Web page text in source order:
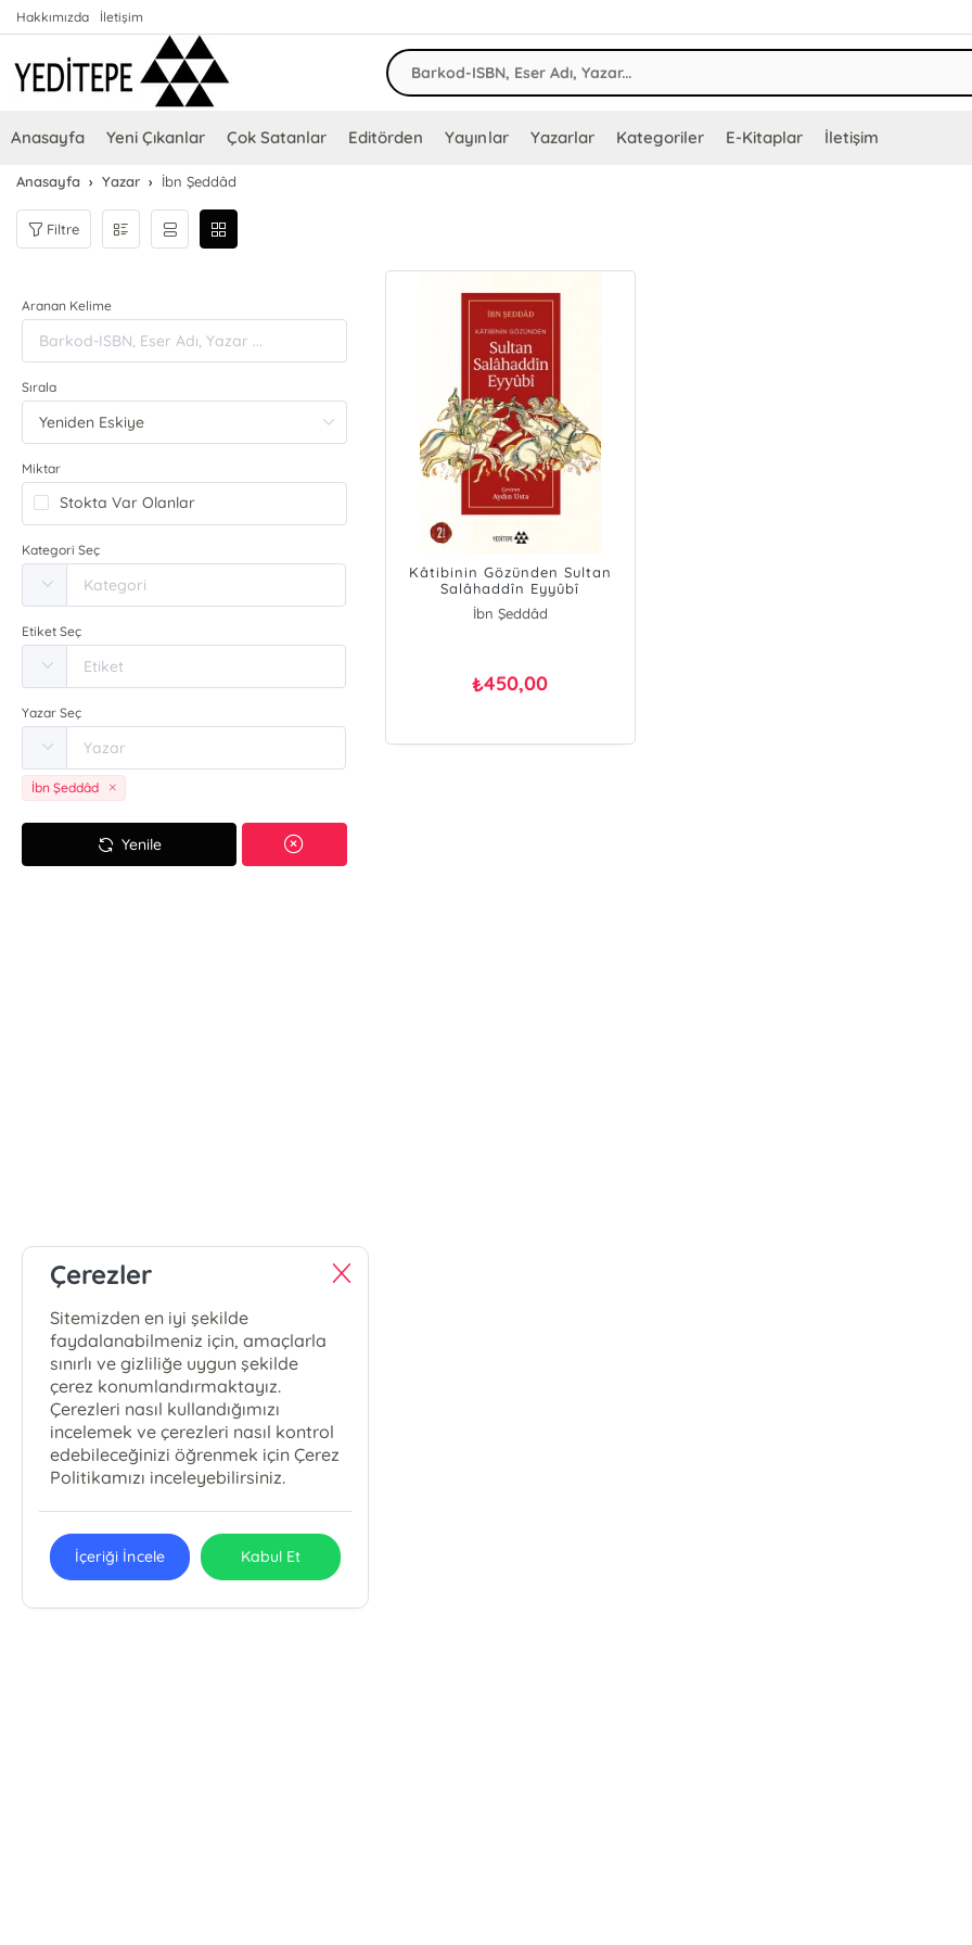
Hakkımızda İletişim
Anasayfa Yeni Çıkanlar Çok Satanlar Editörden Yayınlar Yazarlar Kategoriler E-Kitaplar İletişim
Anasayfa Yazar İbn Şeddâd
Filtre
Aranan Kelime
Sırala
Miktar
Stokta Var Olanlar
Kategori Seç
Etiket Seç
Yazar Seç
İbn Şeddâd
Yenile
Kâtibinin Gözünden Sultan
Salâhaddîn Eyyûbî
İbn Şeddâd
₺450,00
Çerezler
Sitemizden en iyi şekilde
faydalanabilmeniz için, amaçlarla
sınırlı ve gizliliğe uygun şekilde
çerez konumlandırmaktayız.
Çerezleri nasıl kullandığımızı
incelemek ve çerezleri nasıl kontrol
edebileceğinizi öğrenmek için Çerez
Politikamızı inceleyebilirsiniz.
İçeriği İncele Kabul Et